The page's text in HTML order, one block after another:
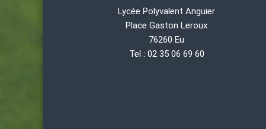
Lycée Polyvalent Anguier
Place Gaston Leroux
76260 Eu
Tel : 02 35 06 69 60